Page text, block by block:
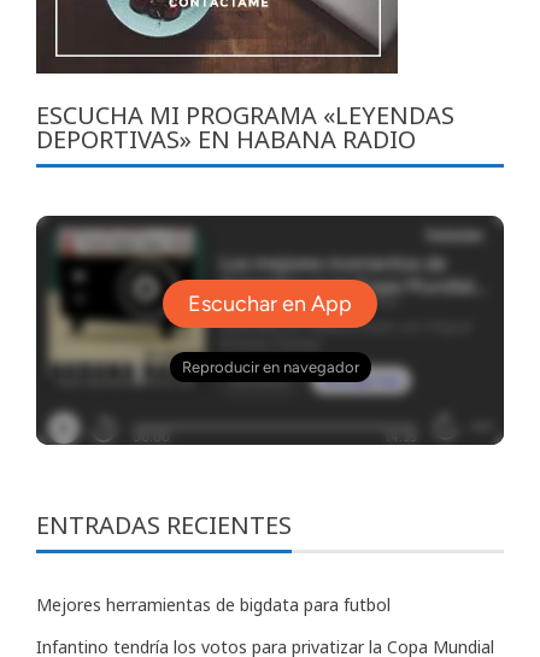
ESCUCHA MI PROGRAMA «LEYENDAS
DEPORTIVAS» EN HABANA RADIO
ENTRADAS RECIENTES
Mejores herramientas de bigdata para futbol
Infantino tendría los votos para privatizar la Copa Mundial